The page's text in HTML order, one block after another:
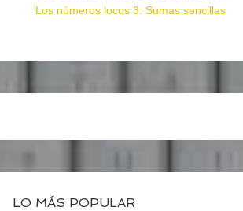
Los números locos 3: Sumas sencillas
LO MÁS POPULAR